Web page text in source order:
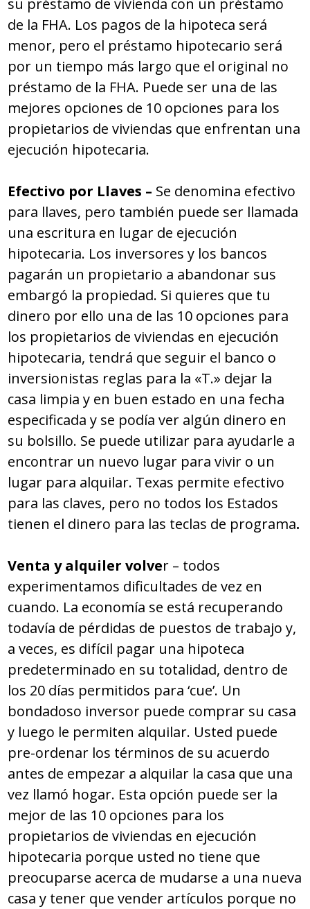
su préstamo de vivienda con un préstamo
de la FHA. Los pagos de la hipoteca será
menor, pero el préstamo hipotecario será
por un tiempo más largo que el original no
préstamo de la FHA. Puede ser una de las
mejores opciones de 10 opciones para los
propietarios de viviendas que enfrentan una
ejecución hipotecaria.
Efectivo por Llaves – Se denomina efectivo
para llaves, pero también puede ser llamada
una escritura en lugar de ejecución
hipotecaria. Los inversores y los bancos
pagarán un propietario a abandonar sus
embargó la propiedad. Si quieres que tu
dinero por ello una de las 10 opciones para
los propietarios de viviendas en ejecución
hipotecaria, tendrá que seguir el banco o
inversionistas reglas para la «T.» dejar la
casa limpia y en buen estado en una fecha
especificada y se podía ver algún dinero en
su bolsillo. Se puede utilizar para ayudarle a
encontrar un nuevo lugar para vivir o un
lugar para alquilar. Texas permite efectivo
para las claves, pero no todos los Estados
tienen el dinero para las teclas de programa.
Venta y alquiler volver – todos
experimentamos dificultades de vez en
cuando. La economía se está recuperando
todavía de pérdidas de puestos de trabajo y,
a veces, es difícil pagar una hipoteca
predeterminado en su totalidad, dentro de
los 20 días permitidos para ‘cue’. Un
bondadoso inversor puede comprar su casa
y luego le permiten alquilar. Usted puede
pre-ordenar los términos de su acuerdo
antes de empezar a alquilar la casa que una
vez llamó hogar. Esta opción puede ser la
mejor de las 10 opciones para los
propietarios de viviendas en ejecución
hipotecaria porque usted no tiene que
preocuparse acerca de mudarse a una nueva
casa y tener que vender artículos porque no